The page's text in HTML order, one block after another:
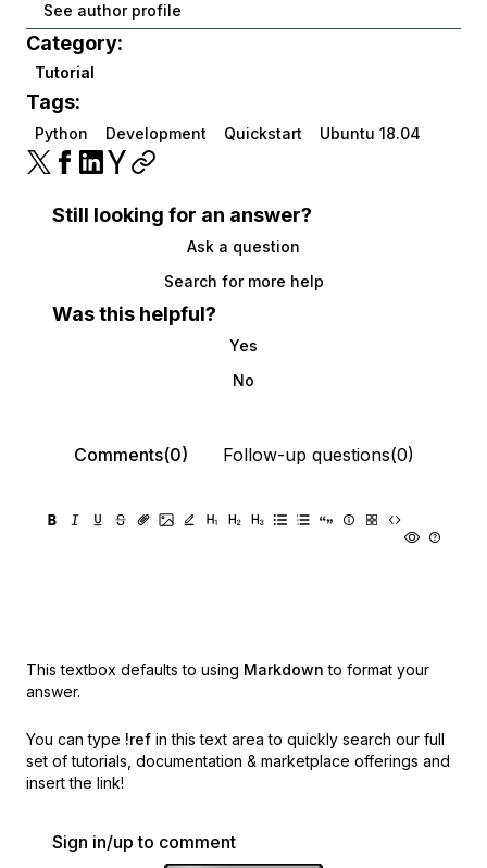
See author profile
Category:
Tutorial
Tags:
Python Development Quickstart Ubuntu 18.04
Still looking for an answer?
Ask a question
Search for more help
Was this helpful?
Yes
No
Comments(0) Follow-up questions(0)
This textbox defaults to using Markdown to format your
answer.
You can type !ref in this text area to quickly search our full
set of tutorials, documentation & marketplace offerings and
insert the link!
Sign in/up to comment